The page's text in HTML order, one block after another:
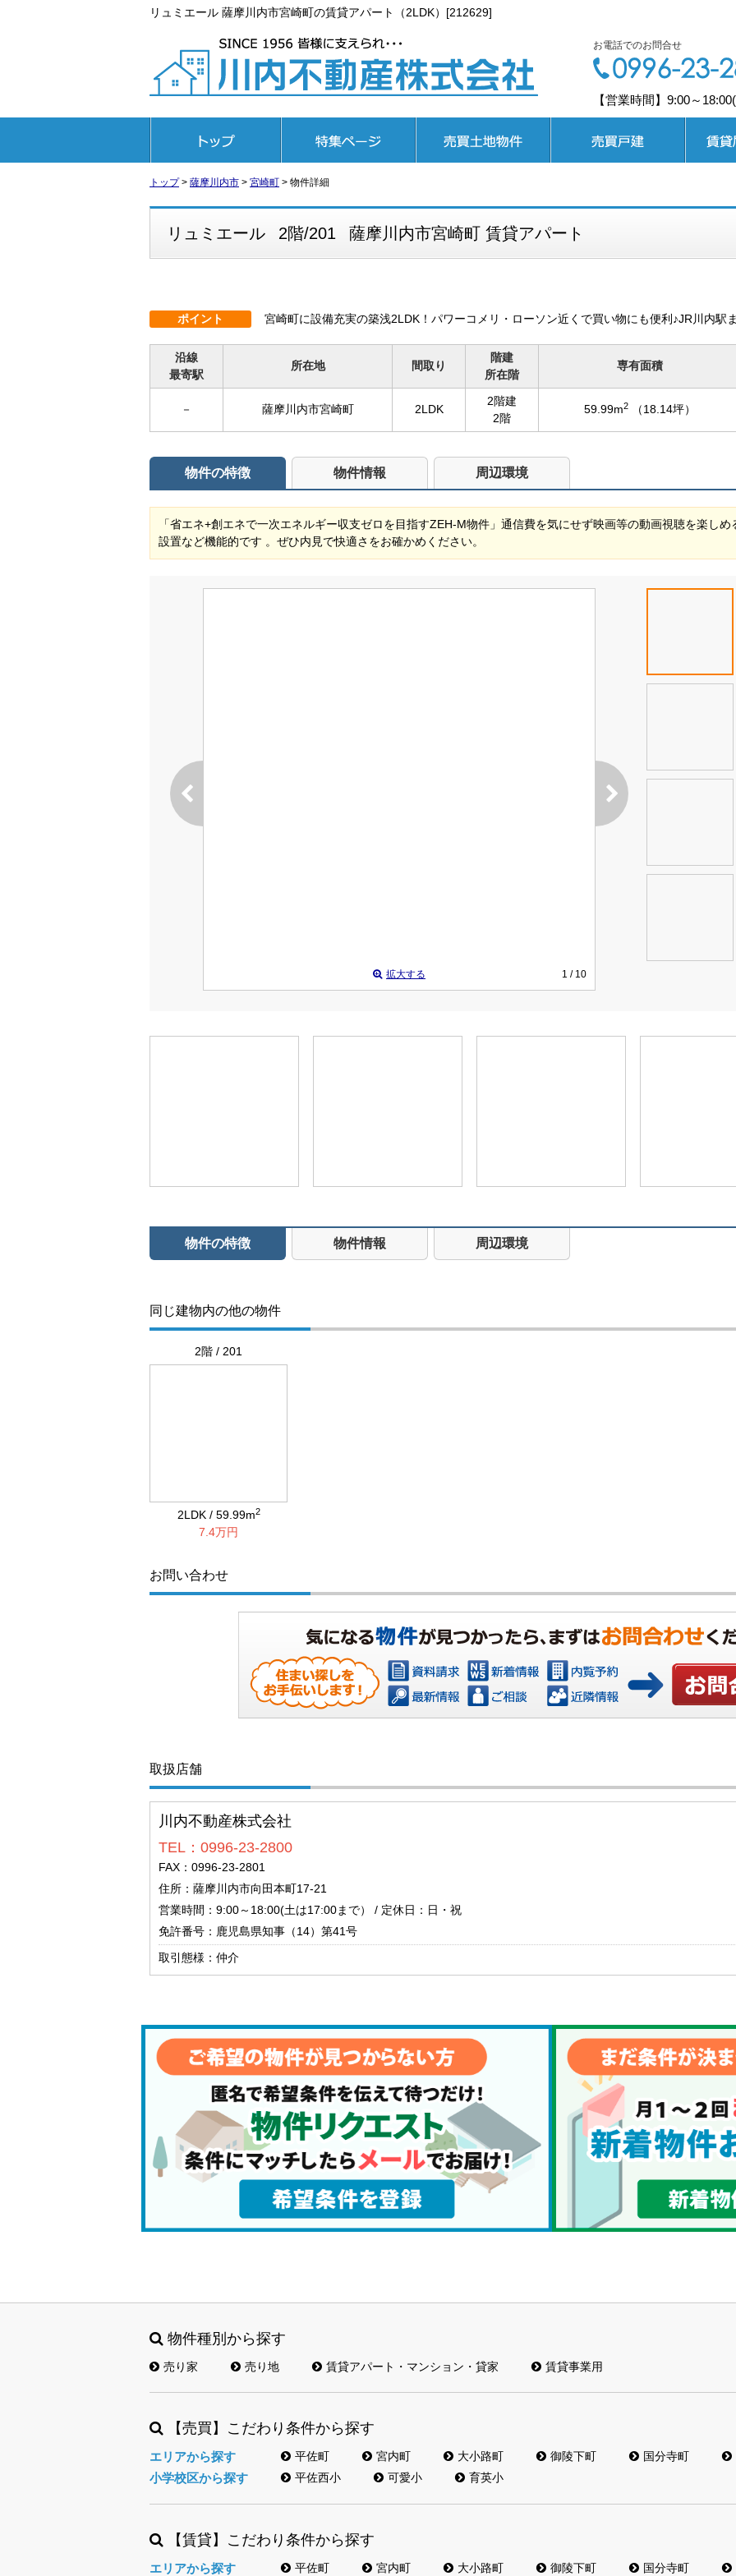
リュミエール 薩摩川内市宮崎町の賃貸アパート（2LDK）[212629]
お電話でのお問合せ
【営業時間】9:00～
トップ> 薩摩川内市 > 宮崎町 > 物件詳細
リュミエール 2階/201 薩摩川内市宮崎町 賃貸アパート
ポイント 宮崎町に設備充実の築浅2LDK！パワーコメリ・ローソン近くで買い物にも便利♪JR川内駅
沿線
最寄駅
所在地 間取り
階建
所在階
専有面積
－ 薩摩川内市宮崎町 2LDK
2階建
2階
59.99m2 （18.14坪）
物件の特徴 物件情報 周辺環境
「省エネ+創エネで一次エネルギー収支ゼロを目指すZEH-M物件」通信費を気にせず映画等の動画視聴を楽し
設置など機能的です 。ぜひ内見で快適さをお確かめください。
拡大する 1 / 10
物件の特徴 物件情報 周辺環境
同じ建物内の他の物件
2階 / 201
2LDK / 59.99m2
7.4万円
お問い合わせ
取扱店舗
川内不動産株式会社
TEL：0996-23-2800
FAX：0996-23-2801
住所：薩摩川内市向田本町17-21
営業時間：9:00～18:00(土は17:00まで） / 定休日：日・祝
免許番号：鹿児島県知事（14）第41号
取引態様：仲介
物件種別から探す
売り家 売り地 賃貸アパート・マンション・貸家 賃貸事業用
【売買】こだわり条件から探す
エリアから探す 平佐町 宮内町 大小路町 御陵下町 国分寺町
小学校区から探す 平佐西小 可愛小 育英小
【賃貸】こだわり条件から探す
エリアから探す 平佐町 宮内町 大小路町 御陵下町 国分寺町